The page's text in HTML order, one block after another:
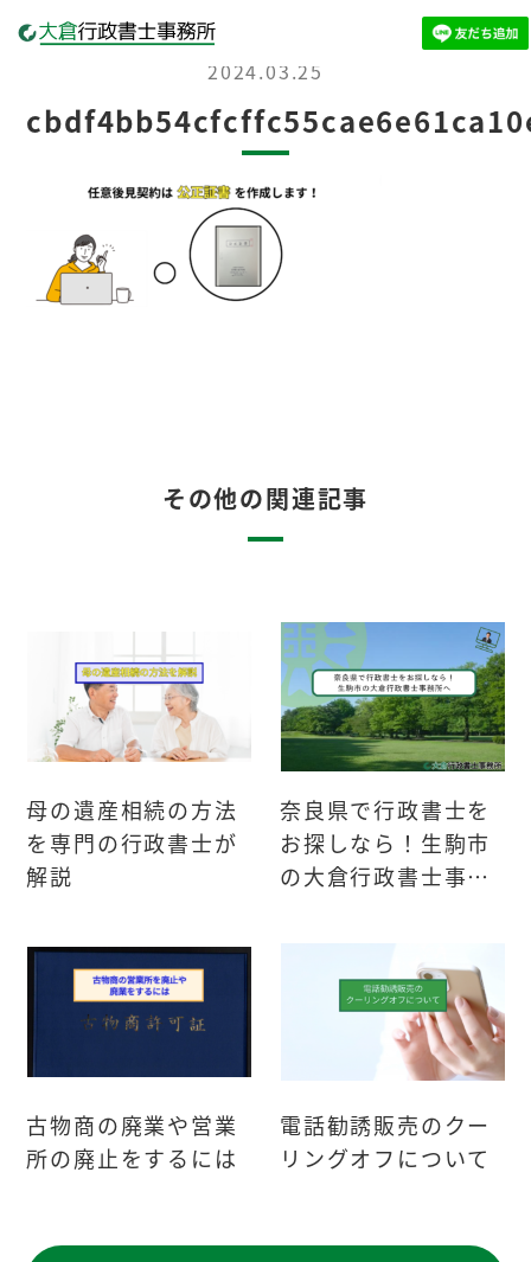
2024.03.25
その他の関連記事
母の遺産相続の方法
を専門の行政書士が
解説
奈良県で行政書士を
お探しなら！生駒市
の大倉行政書士事務
古物商の廃業や営業
所の廃止をするには
電話勧誘販売のクー
リングオフについて